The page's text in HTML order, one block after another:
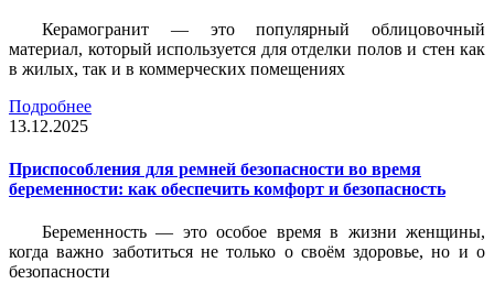
Керамогранит — это популярный облицовочный
материал, который используется для отделки полов и стен как
в жилых, так и в коммерческих помещениях
Подробнее
13.12.2025
Приспособления для ремней безопасности во время
беременности: как обеспечить комфорт и безопасность
Беременность — это особое время в жизни женщины,
когда важно заботиться не только о своём здоровье, но и о
безопасности